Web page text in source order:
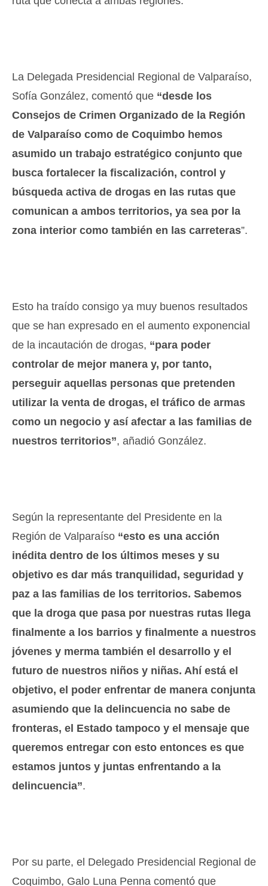
La Delegada Presidencial Regional de Valparaíso,
Sofía González, comentó que “desde los
Consejos de Crimen Organizado de la Región
de Valparaíso como de Coquimbo hemos
asumido un trabajo estratégico conjunto que
busca fortalecer la fiscalización, control y
búsqueda activa de drogas en las rutas que
comunican a ambos territorios, ya sea por la
zona interior como también en las carreteras”.
Esto ha traído consigo ya muy buenos resultados
que se han expresado en el aumento exponencial
de la incautación de drogas, “para poder
controlar de mejor manera y, por tanto,
perseguir aquellas personas que pretenden
utilizar la venta de drogas, el tráfico de armas
como un negocio y así afectar a las familias de
nuestros territorios”, añadió González.
Según la representante del Presidente en la
Región de Valparaíso “esto es una acción
inédita dentro de los últimos meses y su
objetivo es dar más tranquilidad, seguridad y
paz a las familias de los territorios. Sabemos
que la droga que pasa por nuestras rutas llega
finalmente a los barrios y finalmente a nuestros
jóvenes y merma también el desarrollo y el
futuro de nuestros niños y niñas. Ahí está el
objetivo, el poder enfrentar de manera conjunta
asumiendo que la delincuencia no sabe de
fronteras, el Estado tampoco y el mensaje que
queremos entregar con esto entonces es que
estamos juntos y juntas enfrentando a la
delincuencia”.
Por su parte, el Delegado Presidencial Regional de
Coquimbo, Galo Luna Penna comentó que